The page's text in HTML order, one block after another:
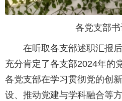
各党支部
在听取各支部述职汇报
充分肯定了各支部2024年的
各党支部在学习贯彻党的创
设、推动党建与学科融合等